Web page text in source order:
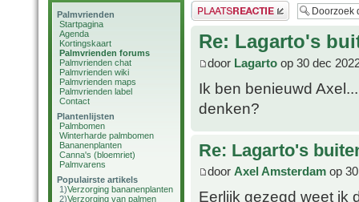
Palmvrienden
Startpagina
Agenda
Kortingskaart
Palmvrienden forums
Palmvrienden chat
Palmvrienden wiki
Palmvrienden maps
Palmvrienden label
Contact
Plantenlijsten
Palmbomen
Winterharde palmbomen
Bananenplanten
Canna's (bloemriet)
Palmvarens
Populairste artikels
1)Verzorging bananenplanten
2)Verzorging van palmen
Plaats een reactie
Re: Lagarto's
door Lagarto op 30 dec
Ik ben benieuwd
denken?
Re: Lagarto's
door Axel Amsterdam op
Eerlijk gezegd weet ik